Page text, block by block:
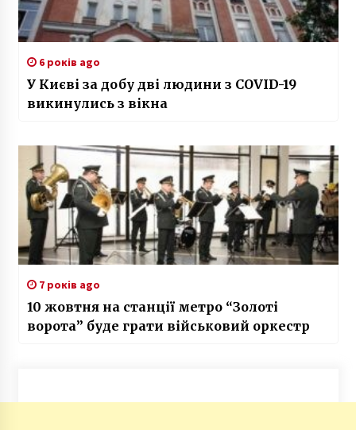
6 років ago
У Києві за добу дві людини з COVID-19
викинулись з вікна
7 років ago
10 жовтня на станції метро “Золоті
ворота” буде грати військовий оркестр